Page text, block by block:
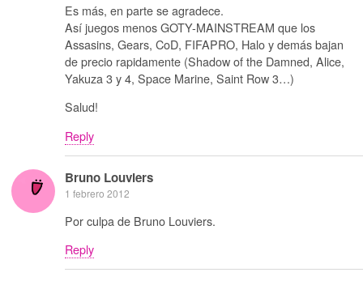
Es más, en parte se agradece.
Así juegos menos GOTY-MAINSTREAM que los
Assasins, Gears, CoD, FIFAPRO, Halo y demás bajan
de precio rapidamente (Shadow of the Damned, Alice,
Yakuza 3 y 4, Space Marine, Saint Row 3…)
Salud!
Reply
Bruno Louviers
1 febrero 2012
Por culpa de Bruno Louviers.
Reply